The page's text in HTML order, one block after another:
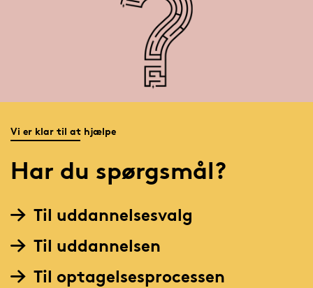
Vi er klar til at hjælpe
Har du spørgsmål?
Til uddannelsesvalg
Til uddannelsen
Til optagelsesprocessen